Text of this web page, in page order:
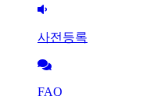
사전등록
FAQ